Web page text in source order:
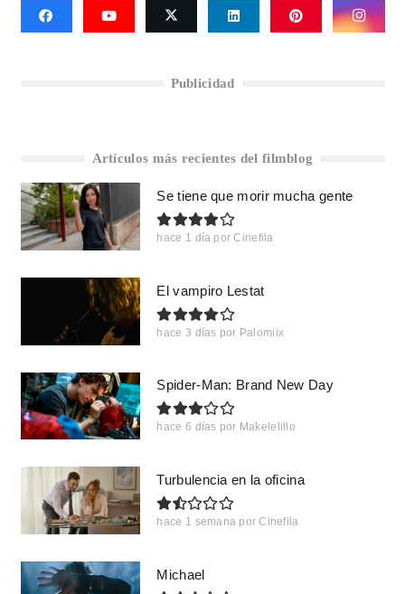
Publicidad
Artículos más recientes del filmblog
Se tiene que morir mucha gente
hace 1 día por Cinefila
El vampiro Lestat
hace 3 días por Palomiix
Spider-Man: Brand New Day
hace 6 días por Makelelillo
Turbulencia en la oficina
hace 1 semana por Cinefila
Michael